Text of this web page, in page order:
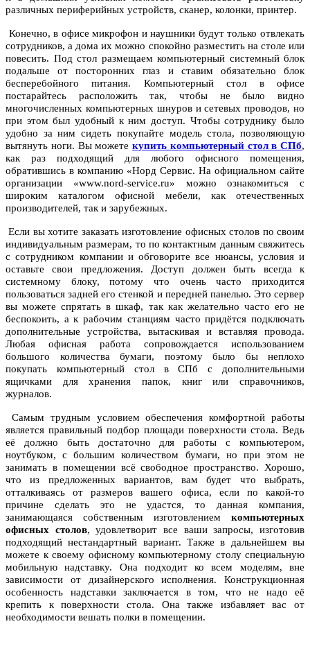
различных периферийных устройств, сканер, колонки, принтер.
Конечно, в офисе микрофон и наушники будут только отвлекать
сотрудников, а дома их можно спокойно разместить на столе или
повесить. Под стол размещаем компьютерный системный блок
подальше от посторонних глаз и ставим обязательно блок
бесперебойного питания. Компьютерный стол в офисе
постарайтесь расположить так, чтобы не было видно
многочисленных компьютерных шнуров и сетевых проводов, но
при этом был удобный к ним доступ. Чтобы сотруднику было
удобно за ним сидеть покупайте модель стола, позволяющую
вытянуть ноги. Вы можете купить компьютерный стол в СПб,
как раз подходящий для любого офисного помещения,
обратившись в компанию «Норд Сервис. На официальном сайте
организации «www.nord-service.ru» можно ознакомиться с
широким каталогом офисной мебели, как отечественных
производителей, так и зарубежных.
Если вы хотите заказать изготовление офисных столов по своим
индивидуальным размерам, то по контактным данным свяжитесь
с сотрудником компании и обговорите все нюансы, условия и
оставьте свои предложения. Доступ должен быть всегда к
системному блоку, потому что очень часто приходится
пользоваться задней его стенкой и передней панелью. Это сервер
вы можете спрятать в шкаф, так как желательно часто его не
беспокоить, а к рабочим станциям часто придётся подключать
дополнительные устройства, вытаскивая и вставляя провода.
Любая офисная работа сопровождается использованием
большого количества бумаги, поэтому было бы неплохо
покупать компьютерный стол в СПб с дополнительными
ящичками для хранения папок, книг или справочников,
журналов.
Самым трудным условием обеспечения комфортной работы
является правильный подбор площади поверхности стола. Ведь
её должно быть достаточно для работы с компьютером,
ноутбуком, с большим количеством бумаги, но при этом не
занимать в помещении всё свободное пространство. Хорошо,
что из предложенных вариантов, вам будет что выбрать,
отталкиваясь от размеров вашего офиса, если по какой-то
причине сделать это не удастся, то данная компания,
занимающаяся собственным изготовлением компьютерных
офисных столов, удовлетворит все ваши запросы, изготовив
подходящий нестандартный вариант. Также в дальнейшем вы
можете к своему офисному компьютерному столу специальную
мобильную надставку. Она подходит ко всем моделям, вне
зависимости от дизайнерского исполнения. Конструкционная
особенность надставки заключается в том, что не надо её
крепить к поверхности стола. Она также избавляет вас от
необходимости вешать полки в помещении.